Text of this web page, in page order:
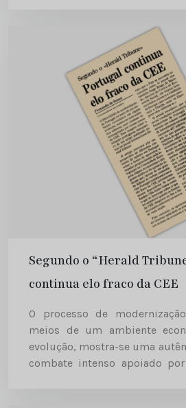
comum no hemiciclo...
Segundo o “Herald
continua elo fraco da CEE
O processo de
meios de um ambiente
evolução, mostra-se uma
combate intenso apoiado por